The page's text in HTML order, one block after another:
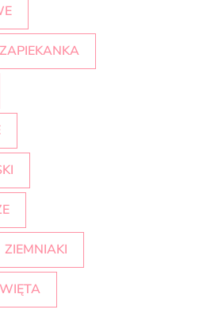
ZAPIEKANKA
ZIEMNIAKI